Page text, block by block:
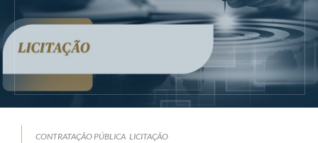
CONTRATAÇÃO PÚBLICA LICITAÇÃO